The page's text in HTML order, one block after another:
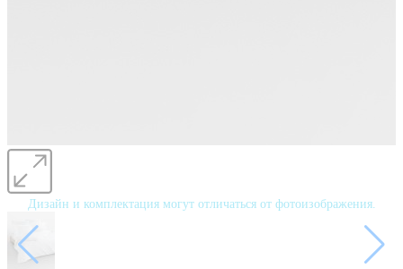
Дизайн и комплектация могут отличаться от фотоизображения.